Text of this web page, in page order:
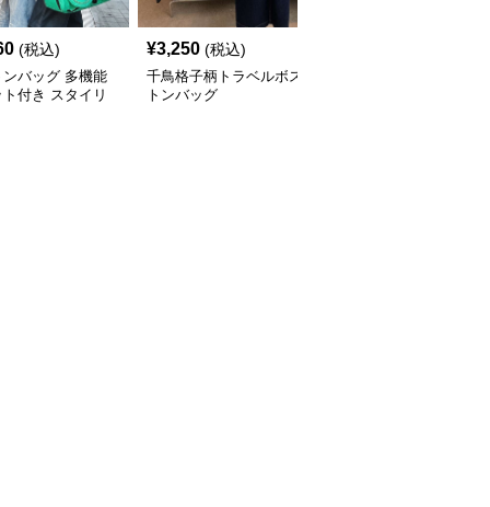
(税込)
ンバッグ 多機能
付き スタイリ
¥3,250 (税込)
千鳥格子柄トラベルボス
トンバッグ